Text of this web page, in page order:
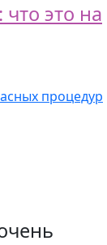
это на
процедур